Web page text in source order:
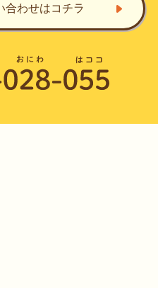
合わせはコチラ